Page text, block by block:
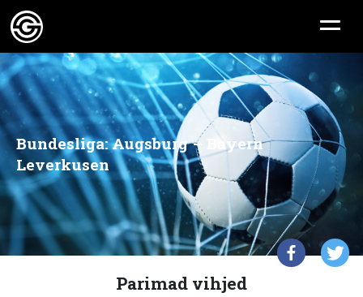
Bundesliga: Augsburg – Bayern
Leverkusen
Parimad vihjed